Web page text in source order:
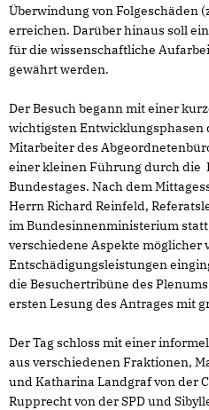
Überwindung von Folgeschäden
erreichen. Darüber hinaus soll
für die wissenschaftliche
gewährt werden.
Der Besuch begann mit einer
wichtigsten Entwicklungsphasen
Mitarbeiter des
einer kleinen Führung durch die
Bundestages. Nach dem
Herrn Richard Reinfeld,
im Bundesinnenministerium
verschiedene Aspekte möglicher
Entschädigungsleistungen
die Besuchertribüne des
ersten Lesung des Antrages mit
Der Tag schloss mit einer
aus verschiedenen Fraktionen,
und Katharina Landgraf von der
Rupprecht von der SPD und